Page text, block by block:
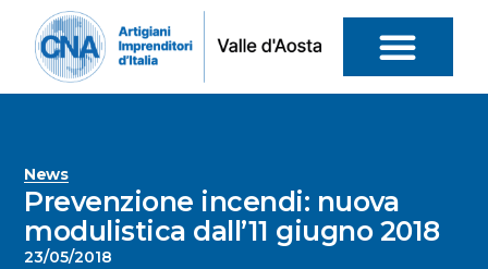
News
Prevenzione incendi: nuova
modulistica dall’11 giugno 2018
23/05/2018